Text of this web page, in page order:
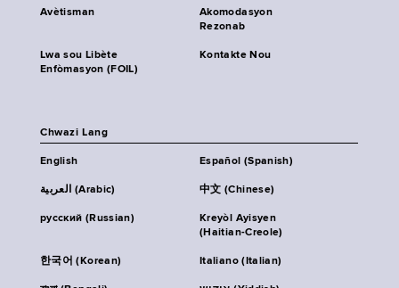
Avètisman
Akomodasyon
Rezonab
Lwa sou Libète
Enfòmasyon (FOIL)
Kontakte Nou
Chwazi Lang
English Español (Spanish)
العربية (Arabic) 中文 (Chinese)
русский (Russian)
Kreyòl Ayisyen
(Haitian-Creole)
한국어 (Korean) Italiano (Italian)